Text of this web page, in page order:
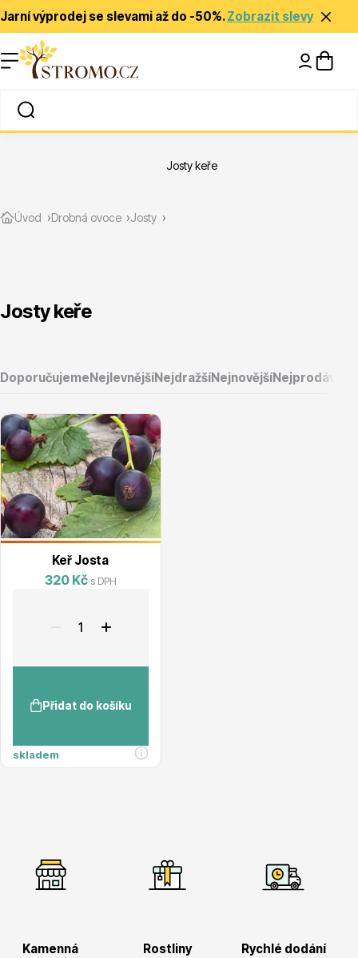
Jarní výprodej se slevami až do -50%.Zobrazit slevy
Rady a tipy
Vřesovištní rostliny
Magnólie
Semena, sadba
Úvod Drobná ovoce Josty
Josty keře
Josty keře
DoporučujemeNejlevnějšíNejdražšíNejnovější
Keř Josta
320 Kč s DPH
Přidat do košíku
skladem
Kamenná
Rostliny
Rychlé dodání